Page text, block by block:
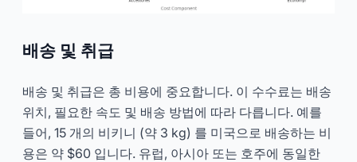
배송 및 취급
배송 및 취급은 총 비용에 중요합니다. 이 수수료는 배송
위치, 필요한 속도 및 배송 방법에 따라 다릅니다. 예를
들어, 15 개의 비키니 (약 3 kg) 를 미국으로 배송하는 비
용은 약 $60 입니다. 유럽, 아시아 또는 호주에 동일한